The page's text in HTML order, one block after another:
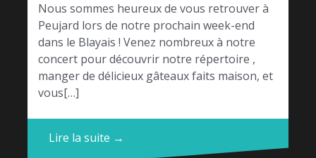
Nous sommes heureux de vous retrouver à
Peujard lors de notre prochain week-end
dans le Blayais ! Venez nombreux à notre
concert pour découvrir notre répertoire ,
manger de délicieux gâteaux faits maison, et
vous[…]
Lire la suite →